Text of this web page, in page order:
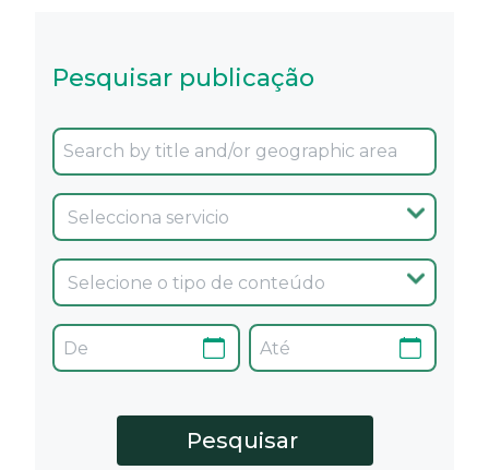
Pesquisar publicação